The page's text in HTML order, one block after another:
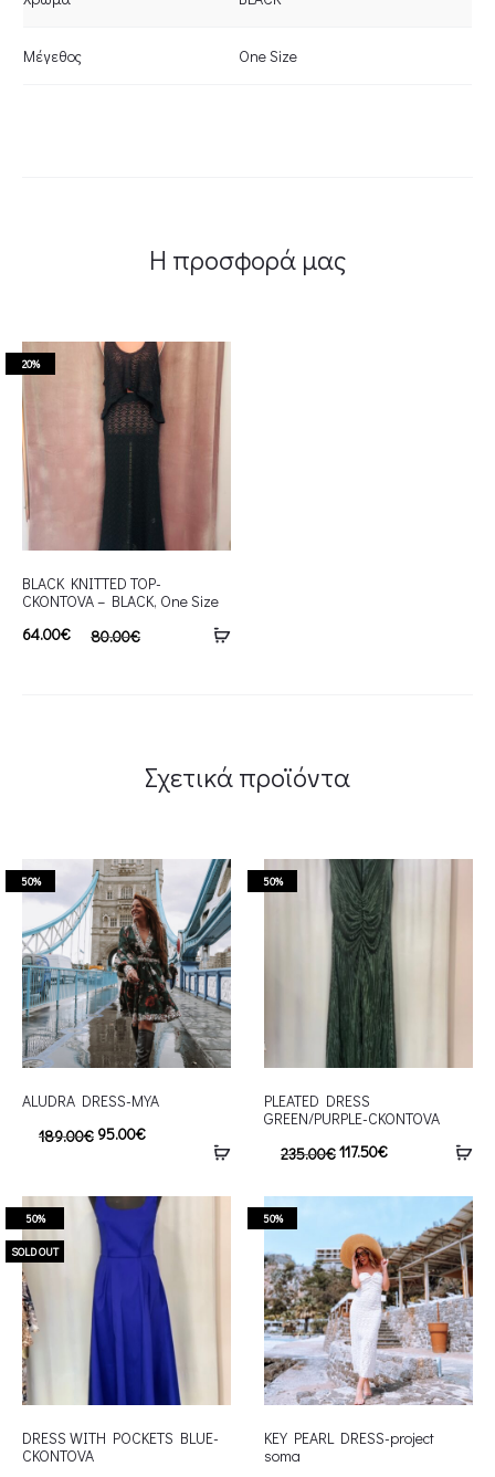
Μέγεθος One Size
Η προσφορά μας
20%
BLACK KNITTED TOP-
CKONTOVA – BLACK, One Size
80.00€
64.00€
Σχετικά προϊόντα
50%
ALUDRA DRESS-MYA
189.00€ 95.00€
50%
PLEATED DRESS
GREEN/PURPLE-CKONTOVA
235.00€117.50€
50%
SOLD OUT
DRESS WITH POCKETS BLUE-
CKONTOVA
50%
KEY PEARL DRESS-project
soma